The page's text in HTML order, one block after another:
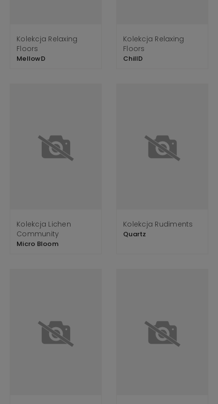
Kolekcja Relaxing
Floors
MellowD
Kolekcja Relaxing
Floors
ChillD
Kolekcja Lichen
Community
Micro Bloom
Kolekcja Rudiments
Quartz